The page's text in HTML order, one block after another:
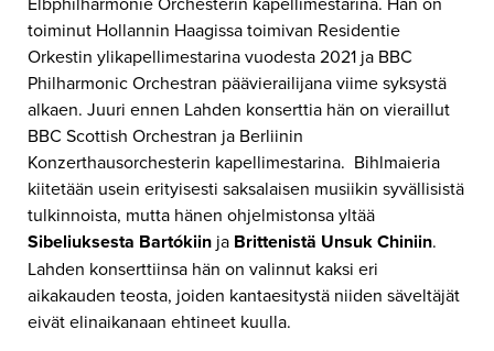
toiminut Hollannin Haagissa toimivan Residentie
Orkestin ylikapellimestarina vuodesta 2021 ja BBC
Philharmonic Orchestran päävierailijana viime syksystä
alkaen. Juuri ennen Lahden konserttia hän on vieraillut
BBC Scottish Orchestran ja Berliinin
Konzerthausorchesterin kapellimestarina. Bihlmaieria
kiitetään usein erityisesti saksalaisen musiikin syvällisistä
tulkinnoista, mutta hänen ohjelmistonsa yltää
Sibeliuksesta Bartókiin ja Brittenistä Unsuk Chiniin.
Lahden konserttiinsa hän on valinnut kaksi eri
aikakauden teosta, joiden kantaesitystä niiden säveltäjät
eivät elinaikanaan ehtineet kuulla.